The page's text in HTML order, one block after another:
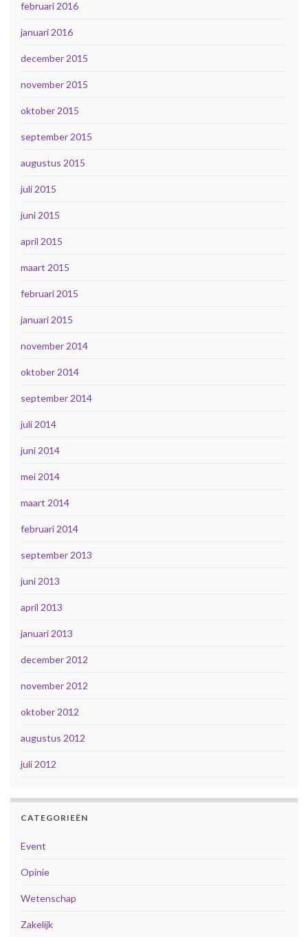
februari 2016
januari 2016
december 2015
november 2015
oktober 2015
september 2015
augustus 2015
juli 2015
juni 2015
april 2015
maart 2015
februari 2015
januari 2015
november 2014
oktober 2014
september 2014
juli 2014
juni 2014
mei 2014
maart 2014
februari 2014
september 2013
juni 2013
april 2013
januari 2013
december 2012
november 2012
oktober 2012
augustus 2012
juli 2012
CATEGORIEËN
Event
Opinie
Wetenschap
Zakelijk